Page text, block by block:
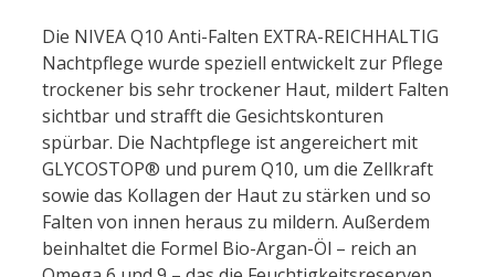
Die NIVEAQ10 Anti-Falten EXTRA-REICHHALTIG
Nachtpflege wurde speziell entwickelt zur Pflege
trockener bis sehr trockener Haut, mildert Falten
sichtbar und strafft die Gesichtskonturen
spürbar. Die Nachtpflege ist angereichert mit
GLYCOSTOP® und purem Q10, um die Zellkraft
sowie das Kollagen der Haut zu stärken und so
Falten von innen heraus zu mildern. Außerdem
beinhaltet die Formel Bio-Argan-Öl – reich an